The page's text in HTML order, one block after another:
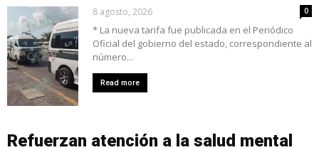
8 agosto, 2026 0
* La nueva tarifa fue publicada en el Periódico
Oficial del gobierno del estado, correspondiente al
número...
Read more
Refuerzan atención a la salud mental